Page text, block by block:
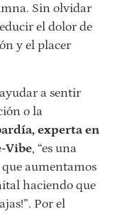
Sin olvidar
el dolor de
y el placer
a sentir
o la
experta en
Vibe, “es una
aumentamos
haciendo que
Por el